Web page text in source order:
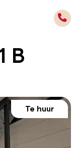
B
Te huur